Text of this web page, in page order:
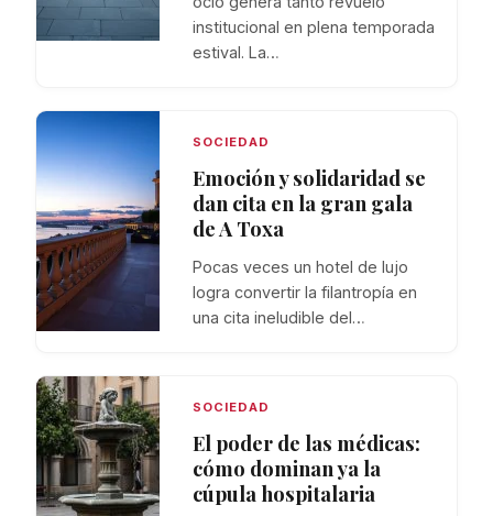
institucional en plena temporada
estival. La…
SOCIEDAD
Emoción y solidaridad se
dan cita en la gran gala
de A Toxa
Pocas veces un hotel de lujo
logra convertir la filantropía en
una cita ineludible del…
SOCIEDAD
El poder de las médicas:
cómo dominan ya la
cúpula hospitalaria